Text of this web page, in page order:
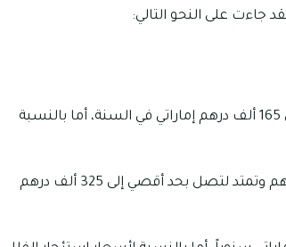
جاءت على النحو التالي:
تبلغ متوسط أسعار الإيجارات للفلل المكونة من غرفتين ما يقرب من 165 ألف درهم إماراتي في السنة، أما بالنسبة
بالنسبة لأسعار استئجار الفلل الأربعة غرف فإنها تبدأ من 210 ألف درهم وتمتد لتصل بحد أقصي إلى 325 ألف درهم